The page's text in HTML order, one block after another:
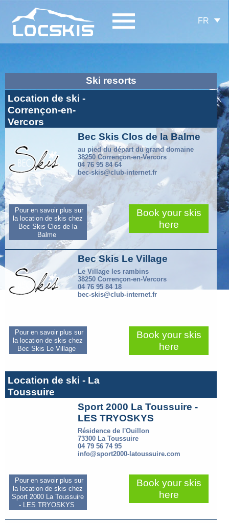
FR
Ski resorts
Location de ski -
Corrençon-en-
Vercors
Bec Skis Clos de la Balme
au pied du départ du grand domaine
38250 Corrençon-en-Vercors
04 76 95 84 64
bec-skis@club-internet.fr
Pour en savoir plus sur
la location de skis chez
Bec Skis Clos de la
Balme
Book your skis
here
Bec Skis Le Village
Le Village les rambins
38250 Corrençon-en-Vercors
04 76 95 84 18
bec-skis@club-internet.fr
Pour en savoir plus sur
la location de skis chez
Bec Skis Le Village
Book your skis
here
Location de ski - La
Toussuire
Sport 2000 La Toussuire -
LES TRYOSKYS
Résidence de l'Ouillon
73300 La Toussuire
04 79 56 74 95
info@sport2000-latoussuire.com
Pour en savoir plus sur
la location de skis chez
Sport 2000 La Toussuire
- LES TRYOSKYS
Book your skis
here